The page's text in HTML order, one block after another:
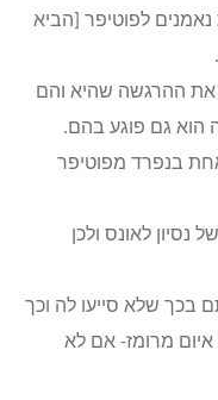
נאמנים לפוטיפר [הביא
את ההרגשה שהיא והם
הוא גם פוגע בהם.
בנפרד מפוטיפר
לאונס ולכן
בכך שלא סייעו לה וכך
מרומז- אם לא